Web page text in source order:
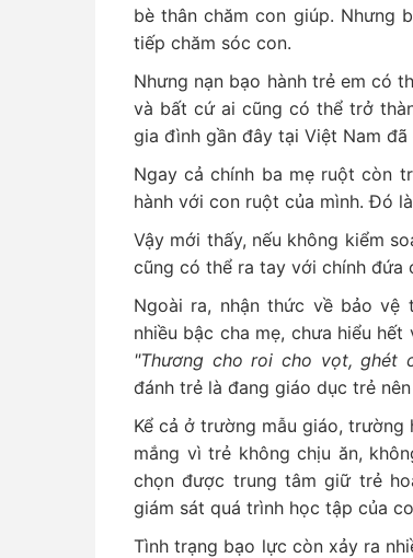
bè thân chăm con giúp. Nhưng
tiếp chăm sóc con.
Nhưng nạn bạo hành trẻ em có
và bất cứ ai cũng có thể trở
gia đình gần đây tại Việt Nam đã
Ngay cả chính ba mẹ ruột còn
hành với con ruột của mình. Đó
Vậy mới thấy, nếu không kiểm
cũng có thể ra tay với chính đứa
Ngoài ra, nhận thức về bảo
nhiều bậc cha mẹ, chưa hiểu
"Thương cho roi cho vọt, ghét
đánh trẻ là đang giáo dục trẻ
Kể cả ở trường mẫu giáo,
mắng vì trẻ không chịu ăn,
chọn được trung tâm giữ trẻ
giám sát quá trình học tập của
Tình trạng bạo lực còn xảy ra